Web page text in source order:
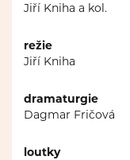
Jiří Kniha a kol.
režie
Jiří Kniha
dramaturgie
Dagmar Fričová
loutky